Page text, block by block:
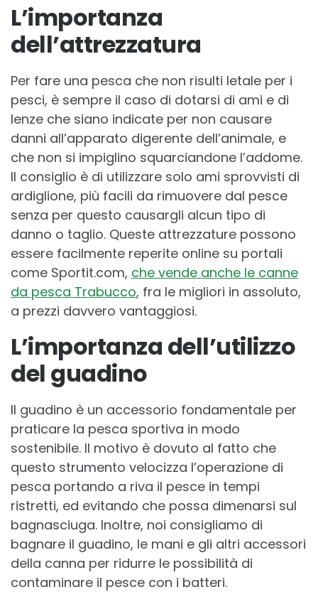
L’importanza
dell’attrezzatura
Per fare una pesca che non risulti letale per i
pesci, è sempre il caso di dotarsi di ami e di
lenze che siano indicate per non causare
danni all’apparato digerente dell’animale, e
che non si impiglino squarciandone l’addome.
Il consiglio è di utilizzare solo ami sprovvisti di
ardiglione, più facili da rimuovere dal pesce
senza per questo causargli alcun tipo di
danno o taglio. Queste attrezzature possono
essere facilmente reperite online su portali
come Sportit.com, che vende anche le canne
da pesca Trabucco, fra le migliori in assoluto,
a prezzi davvero vantaggiosi.
L’importanza dell’utilizzo
del guadino
Il guadino è un accessorio fondamentale per
praticare la pesca sportiva in modo
sostenibile. Il motivo è dovuto al fatto che
questo strumento velocizza l’operazione di
pesca portando a riva il pesce in tempi
ristretti, ed evitando che possa dimenarsi sul
bagnasciuga. Inoltre, noi consigliamo di
bagnare il guadino, le mani e gli altri accessori
della canna per ridurre le possibilità di
contaminare il pesce con i batteri.